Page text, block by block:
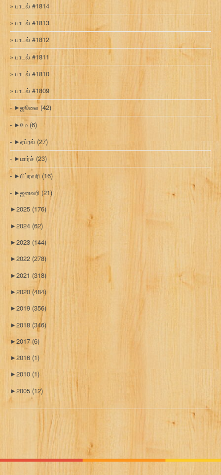
பாடல் #1814
பாடல் #1813
பாடல் #1812
பாடல் #1811
பாடல் #1810
பாடல் #1809
►ஜூலை (42)
►மே (6)
►ஏப்ரல் (27)
►மார்ச் (23)
►பிப்ரவரி (16)
►ஜனவரி (21)
►2025 (176)
►2024 (62)
►2023 (144)
►2022 (278)
►2021 (318)
►2020 (484)
►2019 (356)
►2018 (346)
►2017 (6)
►2016 (1)
►2010 (1)
►2005 (12)